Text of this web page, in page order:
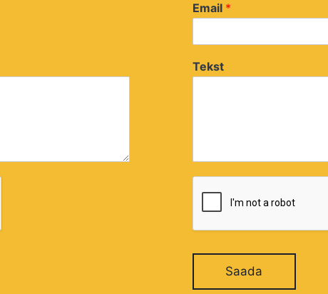
Email *
Tekst
Saada